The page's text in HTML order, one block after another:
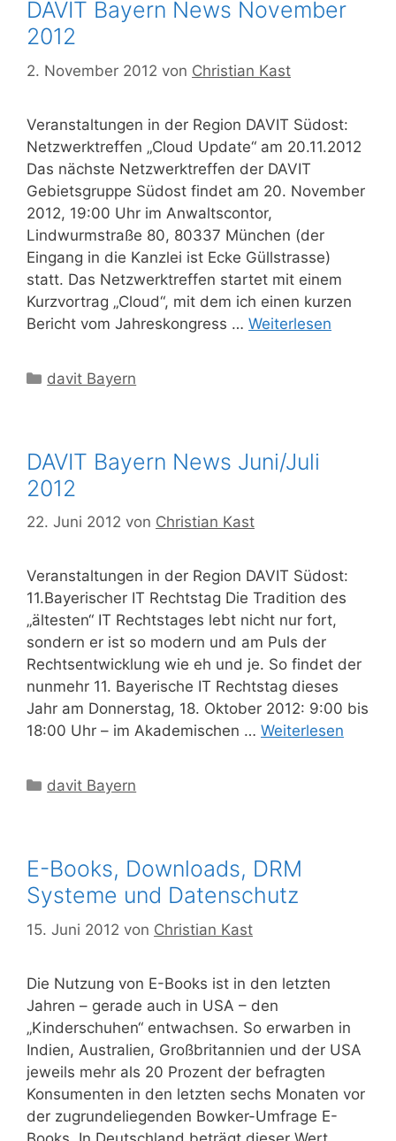
DAVIT Bayern News November
2012
2. November 2012 von Christian Kast
Veranstaltungen in der Region DAVIT Südost:
Netzwerktreffen „Cloud Update“ am 20.11.2012
Das nächste Netzwerktreffen der DAVIT
Gebietsgruppe Südost findet am 20. November
2012, 19:00 Uhr im Anwaltscontor,
Lindwurmstraße 80, 80337 München (der
Eingang in die Kanzlei ist Ecke Güllstrasse)
statt. Das Netzwerktreffen startet mit einem
Kurzvortrag „Cloud“, mit dem ich einen kurzen
Bericht vom Jahreskongress … Weiterlesen
Kategorien
davit Bayern
DAVIT Bayern News Juni/Juli
2012
22. Juni 2012 von Christian Kast
Veranstaltungen in der Region DAVIT Südost:
11.Bayerischer IT Rechtstag Die Tradition des
„ältesten“ IT Rechtstages lebt nicht nur fort,
sondern er ist so modern und am Puls der
Rechtsentwicklung wie eh und je. So findet der
nunmehr 11. Bayerische IT Rechtstag dieses
Jahr am Donnerstag, 18. Oktober 2012: 9:00 bis
18:00 Uhr – im Akademischen … Weiterlesen
Kategorien
davit Bayern
E-Books, Downloads, DRM
Systeme und Datenschutz
15. Juni 2012 von Christian Kast
Die Nutzung von E-Books ist in den letzten
Jahren – gerade auch in USA – den
„Kinderschuhen“ entwachsen. So erwarben in
Indien, Australien, Großbritannien und der USA
jeweils mehr als 20 Prozent der befragten
Konsumenten in den letzten sechs Monaten vor
der zugrundeliegenden Bowker-Umfrage E-